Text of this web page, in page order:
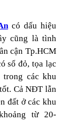
có dấu hiệu
cũng là tình
cận Tp.HCM
sổ đỏ, tọa lạc
các khu
Cả NĐT lẫn
đất ở các khu
từ 20-